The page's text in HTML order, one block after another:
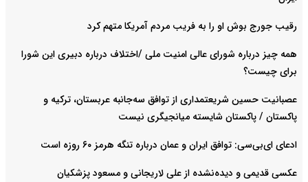
رقیب جورج بوش او را به فریب مردم آمریکا متهم کرد
همه چیز درباره شورای عالی امنیت ملی /اختلاف درباره دبیری این شورا
برای چیست؟
عصبانیت حسین شریعتمداری از توافق سه‌جانبه عربستان، ترکیه و
پاکستان / پاکستان شایسته میانجیگری نیست
ادعای ای‌بی‌سی: توافق ایران و عمان درباره تنگه هرمز ۶۰ روزه است
عکسی قدیمی و دیده‌نشده از علی لاریجانی و مسعود پزشکیان